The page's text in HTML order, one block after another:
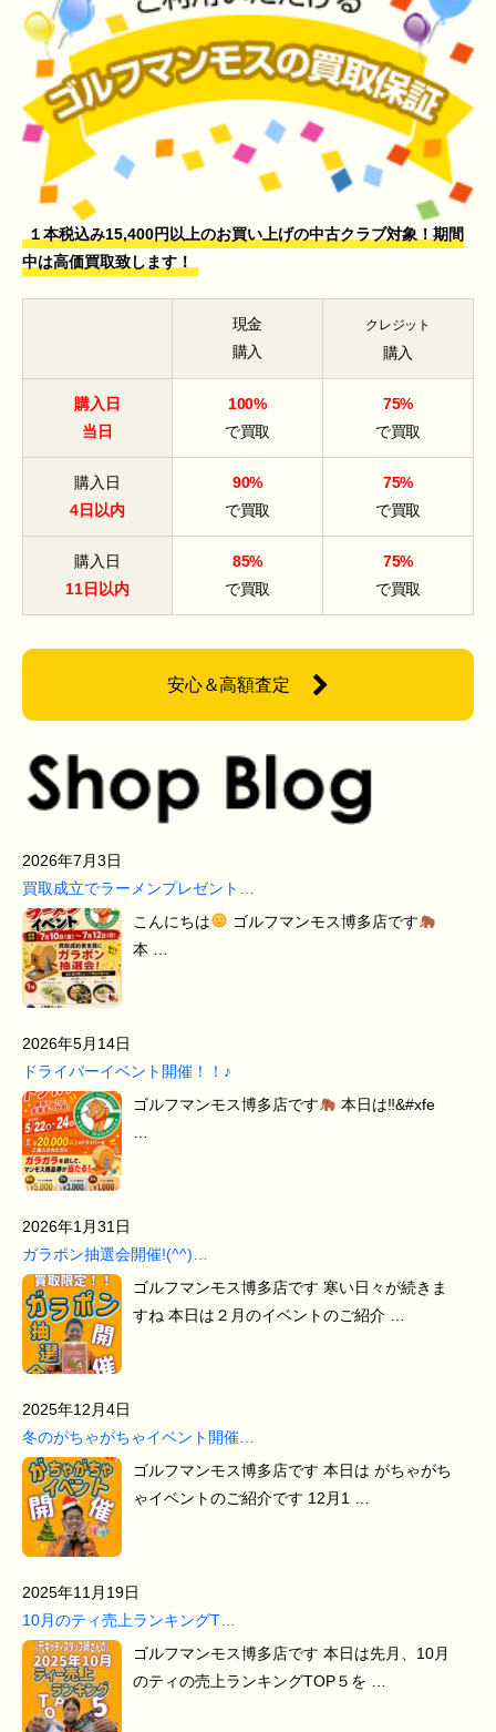
１本税込み15,400円以上のお買い上げの中古クラブ対象！期間
中は高価買取致します！
現金
購入
クレジット
購入
購入日
当日
100%
で買取
75%
で買取
購入日
4日以内
90%
で買取
75%
で買取
購入日
11日以内
85%
で買取
75%
で買取
安心＆高額査定
2026年7月3日
買取成立でラーメンプレゼント…
こんにちは
ゴルフマンモス博多店です
本 …
2026年5月14日
ドライバーイベント開催！！♪
ゴルフマンモス博多店です
本日は‼&#xfe
2026年1月31日
ガラポン抽選会開催!(^^)…
ゴルフマンモス博多店です 寒い日々が続きま
すね 本日は２月のイベントのご紹介 …
2025年12月4日
冬のがちゃがちゃイベント開催…
ゴルフマンモス博多店です 本日は がちゃがち
ゃイベントのご紹介です 12月1 …
2025年11月19日
10月のティ売上ランキングT…
ゴルフマンモス博多店です 本日は先月、10月
のティの売上ランキングTOP５を …